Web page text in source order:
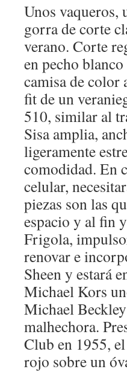
Unos vaqueros,
gorra de corte
verano. Corte
en pecho
camisa de color
fit de un
510, similar al
Sisa amplia,
ligeramente
comodidad. En
celular,
piezas son las
espacio y al fin
Frigola,
renovar e
Sheen y estará
Michael Kors
Michael Beckley
malhechora.
Club en 1955,
rojo sobre un